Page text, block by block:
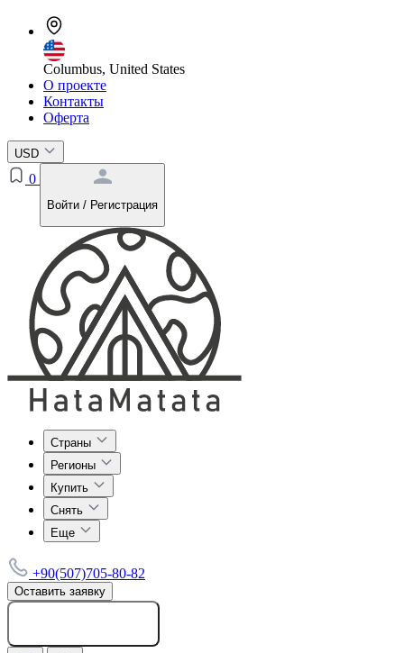
Columbus, United States
О проекте
Контакты
Оферта
USD
0
Войти / Регистрация
Страны
Регионы
Купить
Снять
Еще
+90(507)705-80-82
Оставить заявку